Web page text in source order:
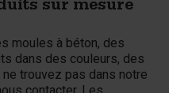
sur mesure
moules à béton, des
dans des couleurs, des
trouvez pas dans notre